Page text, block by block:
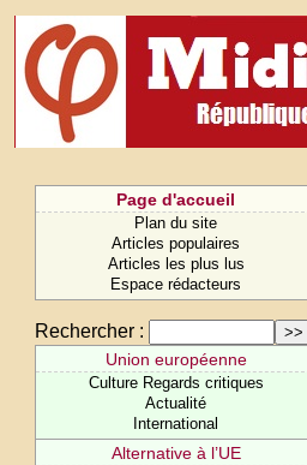
Page d'accueil
Plan du site
Articles populaires
Articles les plus lus
Espace rédacteurs
Rechercher :
Union européenne
Culture Regards critiques
Actualité
International
Alternative à l’UE